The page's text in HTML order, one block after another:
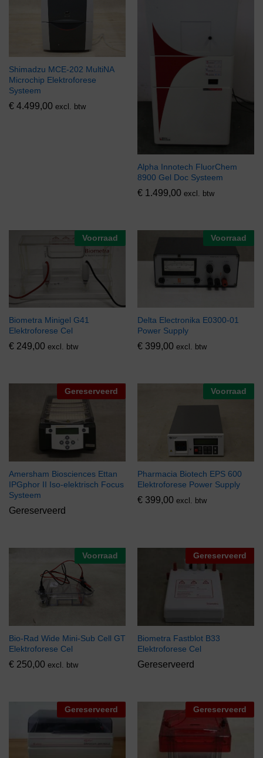
Shimadzu MCE-202 MultiNA
Microchip Elektroforese
Systeem
€ 4.499,00 excl. btw
Alpha Innotech FluorChem
8900 Gel Doc Systeem
€ 1.499,00 excl. btw
Voorraad
Biometra Minigel G41
Elektroforese Cel
€ 249,00 excl. btw
Voorraad
Delta Electronika E0300-01
Power Supply
€ 399,00 excl. btw
Gereserveerd
Amersham Biosciences Ettan
IPGphor II Iso-elektrisch Focus
Systeem
Gereserveerd
Voorraad
Pharmacia Biotech EPS 600
Elektroforese Power Supply
€ 399,00 excl. btw
Voorraad
Bio-Rad Wide Mini-Sub Cell GT
Elektroforese Cel
€ 250,00 excl. btw
Gereserveerd
Biometra Fastblot B33
Elektroforese Cel
Gereserveerd
Gereserveerd Gereserveerd